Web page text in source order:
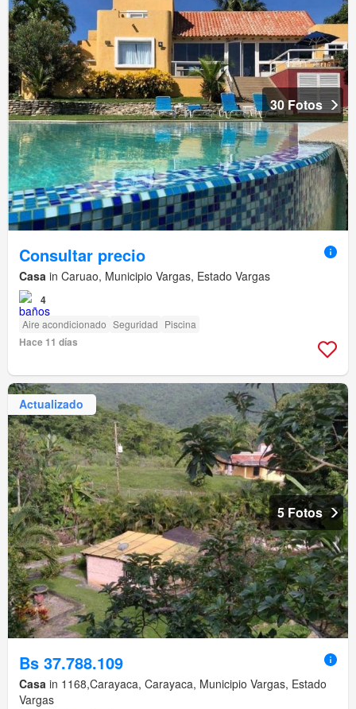
30 Fotos
Consultar precio
Casa in Caruao, Municipio Vargas, Estado Vargas
4
Aire acondicionado Seguridad Piscina
Hace 11 días
Actualizado
5 Fotos
Bs 37.788.109
Casa in 1168,Carayaca, Carayaca, Municipio Vargas, Estado
Vargas